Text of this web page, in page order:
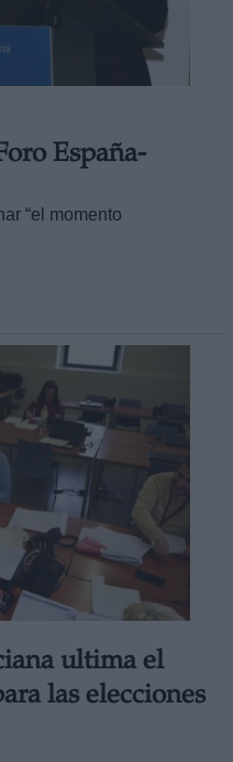
España-
“el momento
ultima el
las elecciones